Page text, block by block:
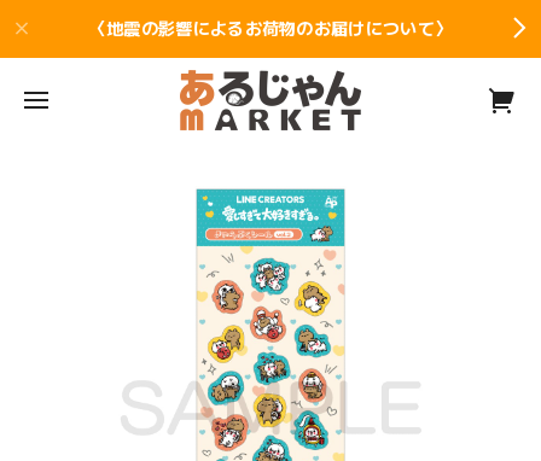
〈地震の影響によるお荷物のお届けについて〉